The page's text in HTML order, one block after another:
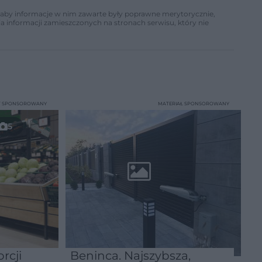
informacje w nim zawarte były poprawne merytorycznie,
informacji zamieszczonych na stronach serwisu, który nie
5
SPONSOROWANY
Beninca. Najszybsza,
MATERIAŁ SPONSOROWANY